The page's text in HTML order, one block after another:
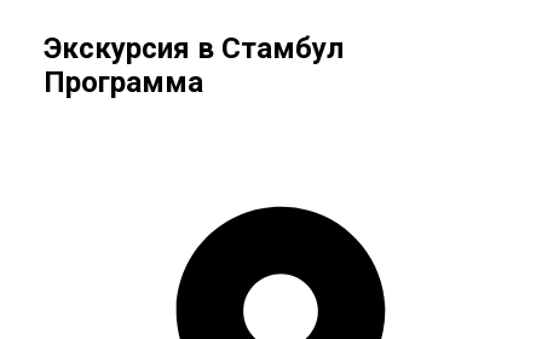
Экскурсия в Стамбул
Программа